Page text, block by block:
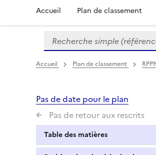
Accueil Plan de classement
Formulaire
de
recherche
Recherche simple
Accueil Plan de classement
Pas de date pour le plan
Pas de retour aux rescrits
Table des matières